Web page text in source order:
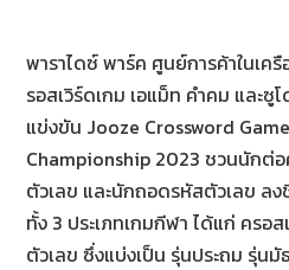
พาราไดซ์ พาร์ค ศูนย์การค้าในเค
รอสเวิร์ดเกม เอแม็ท คำคม และซู
แข่งขัน Jooze Crossword
Championship 2023 ชวนนักต่
ตัวเลข และนักถอดรหัสตัวเลข ล
ทั้ง 3 ประเภทเกมกีฬา ได้แก่ ครอ
ตัวเลข ซึ่งแบ่งเป็น รุ่นประถม รุ่น